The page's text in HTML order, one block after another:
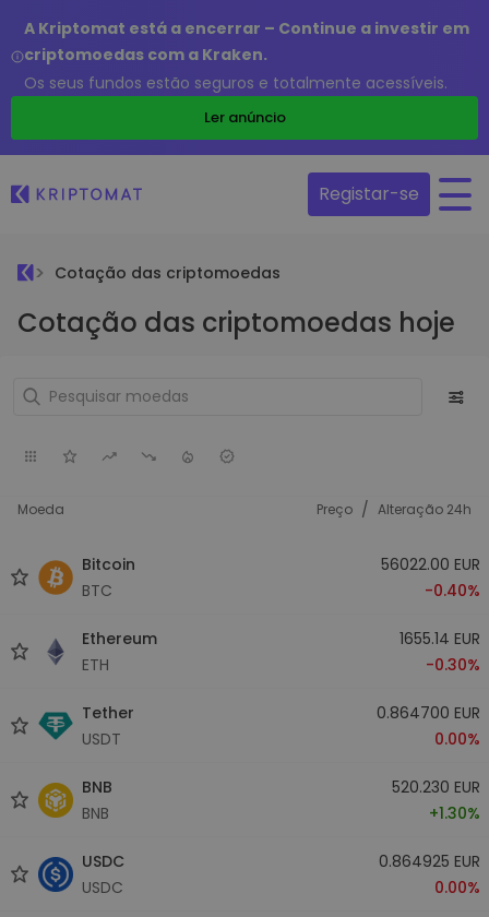
A Kriptomat está a encerrar – Continue a investir em
criptomoedas com a Kraken.
Os seus fundos estão seguros e totalmente acessíveis.
Ler anúncio
Registar-se
Cotação das criptomoedas
Cotação das criptomoedas hoje
Moeda Preço / Alteração 24h
Bitcoin
BTC
56022.00 EUR
-0.40%
Ethereum
ETH
1655.14 EUR
-0.30%
Tether
USDT
0.864700 EUR
0.00%
BNB
BNB
520.230 EUR
+1.30%
USDC
USDC
0.864925 EUR
0.00%